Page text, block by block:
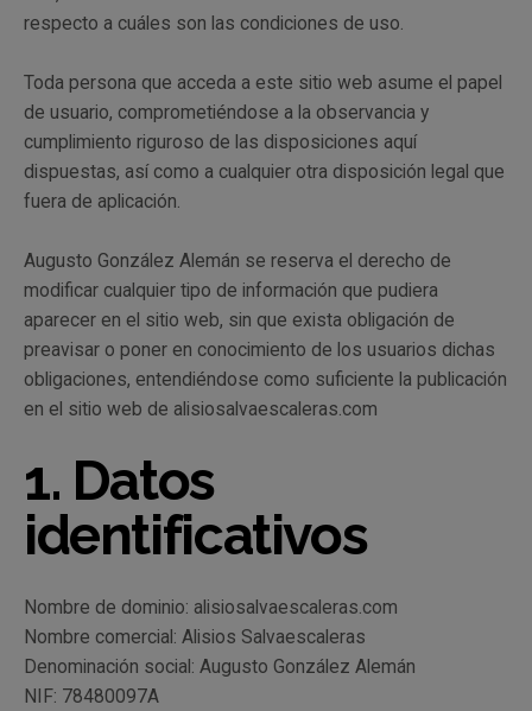
respecto a cuáles son las condiciones de uso.
Toda persona que acceda a este sitio web asume el papel
de usuario, comprometiéndose a la observancia y
cumplimiento riguroso de las disposiciones aquí
dispuestas, así como a cualquier otra disposición legal que
fuera de aplicación.
Augusto González Alemán se reserva el derecho de
modificar cualquier tipo de información que pudiera
aparecer en el sitio web, sin que exista obligación de
preavisar o poner en conocimiento de los usuarios dichas
obligaciones, entendiéndose como suficiente la publicación
en el sitio web de alisiosalvaescaleras.com
1. Datos
identificativos
Nombre de dominio: alisiosalvaescaleras.com
Nombre comercial: Alisios Salvaescaleras
Denominación social: Augusto González Alemán
NIF: 78480097A